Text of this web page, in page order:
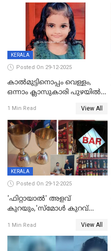
KERALA
Posted On 29-12-2025
കാൽമുട്ടിനൊപ്പം വെള്ളം,
ഒന്നാം ക്ലാസുകാരി പുഴയിൽ
കുട്ടികൾക്കൊപ്പം
കളിക്കുന്നതിനിടെ
1 Min Read View All
KERALA
Posted On 29-12-2025
'ഫിറ്റായാൽ' അളവ്
കുറയും,'സ്‌മോൾ കുറവ്
പിഴ
1 Min Read View All